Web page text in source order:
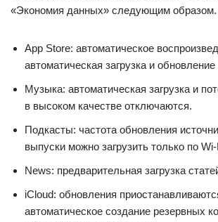
«Экономия данных» следующим образом.
App Store: автоматическое
автоматическая загрузка и
Музыка: автоматическая загрузка и
в высоком качестве отключаются.
Подкасты: частота обновления
выпуски можно загрузить только по Wi-
News: предварительная загрузка
iCloud: обновления
автоматическое создание резервных